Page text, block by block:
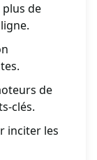
de
de
clés.
inciter les